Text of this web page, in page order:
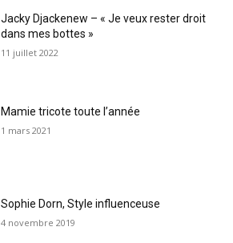
Jacky Djackenew – « Je veux rester droit
dans mes bottes »
11 juillet 2022
Mamie tricote toute l’année
1 mars 2021
Sophie Dorn, Style influenceuse
4 novembre 2019